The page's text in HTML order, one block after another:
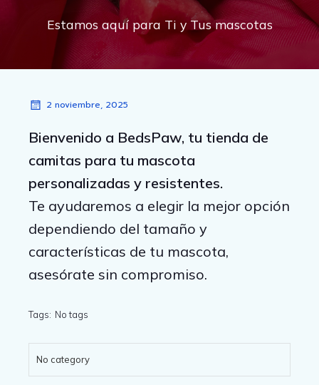
Estamos aquí para Ti y Tus mascotas
2 noviembre, 2025
Bienvenido a BedsPaw, tu tienda de
camitas para tu mascota
personalizadas y resistentes.
Te ayudaremos a elegir la mejor opción
dependiendo del tamaño y
características de tu mascota,
asesórate sin compromiso.
Tags: No tags
No category